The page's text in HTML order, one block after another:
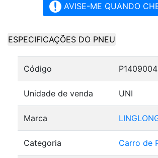
AVISE-ME QUANDO
ESPECIFICAÇÕES DO PNEU
Código
Unidade de venda UNI
Marca
Categoria Carro de